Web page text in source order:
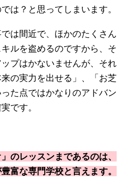
は？と思ってしまいます。
は間近で、ほかのたくさん
ルを盗めるのですから、そ
プはかないませんが、それ
の実力を出せる」、「お芝
た点ではかなりのアドバン
です。
のレッスンまであるのは、
富な専門学校と言えます。